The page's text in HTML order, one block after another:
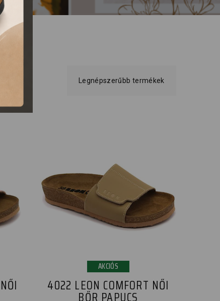
AKCIÓS
4022 LEON COMFORT NŐI